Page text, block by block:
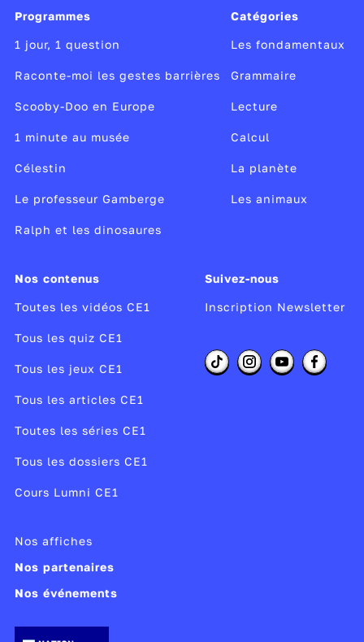
et dans celui des mathématiques. Ce dispositif
connaissance des acquis de chacun de ses élèves.
Programmes
1 jour, 1 question
Raconte-moi les gestes barrières
Scooby-Doo en Europe
1 minute au musée
Célestin
Le professeur Gamberge
Ralph et les dinosaures
Catégories
Les fondamentaux
Grammaire
Lecture
Calcul
La planète
Les animaux
Nos contenus
Toutes les vidéos CE1
Tous les quiz CE1
Tous les jeux CE1
Tous les articles CE1
Toutes les séries CE1
Tous les dossiers CE1
Cours Lumni CE1
Suivez-nous
Inscription Newsletter
Nos affiches
Nos partenaires
Nos événements